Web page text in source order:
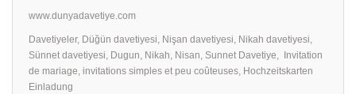
www.dunyadavetiye.com
Davetiyeler, Düğün davetiyesi, Nişan davetiyesi, Nikah davetiyesi,
Sünnet davetiyesi, Dugun, Nikah, Nisan, Sunnet Davetiye, Invitation
de mariage, invitations simples et peu coûteuses, Hochzeitskarten
Einladung